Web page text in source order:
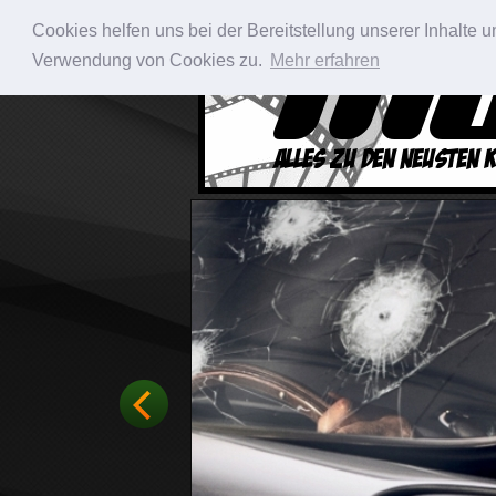
Cookies helfen uns bei der Bereitstellung unserer Inhalte
Verwendung von Cookies zu. Mehr erfahren